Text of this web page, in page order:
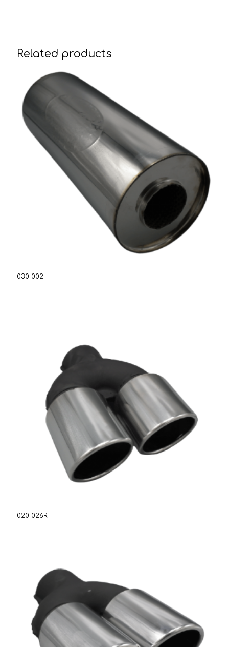
Related products
030_002
020_026R